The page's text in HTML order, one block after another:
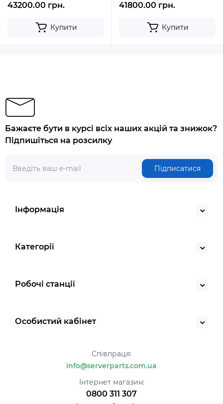
43200.00 грн.
Купити
41800.00 грн.
Купити
Бажаєте бути в курсі всіх наших акцій та знижок?
Підпишіться на розсилку
Підписатися
Інформація
Категорії
Робочі станції
Особистий кабінет
Співпраця:
info@serverparts.com.ua
Інтернет магазин:
0800 311 307